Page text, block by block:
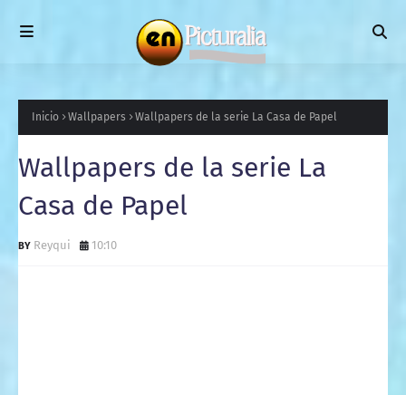
Inicio Wallpapers Wallpapers de la serie La Casa de Papel
Wallpapers de la serie La
Casa de Papel
Reyqui 10:10